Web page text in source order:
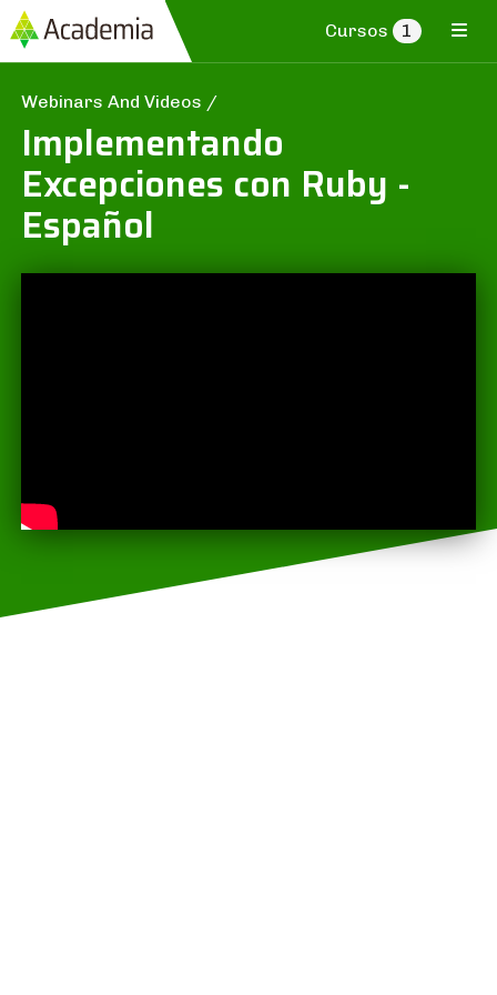
Cursos 1
Webinars And Videos /
Implementando
Excepciones con Ruby -
Español